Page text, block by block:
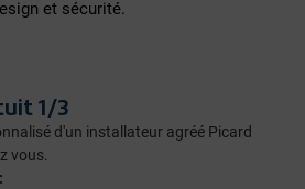
et sécurité.
1/3
d'un installateur agréé Picard
vous.